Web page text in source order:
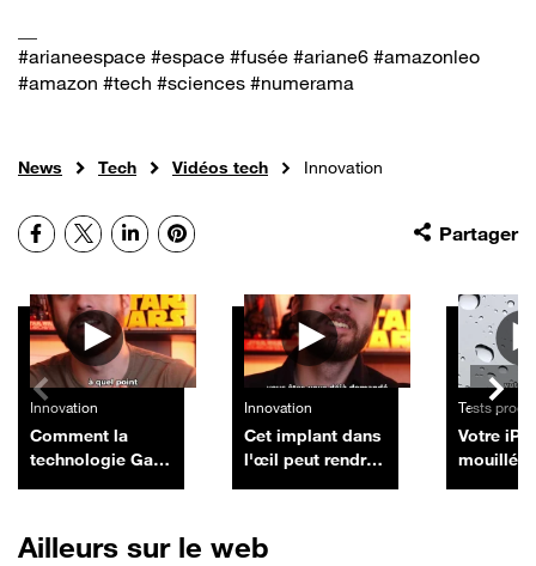
#arianeespace #espace #fusée #ariane6 #amazonleo
#amazon #tech #sciences #numerama
News Tech Vidéos tech Innovation
Partager
Facebook
X LinkedInPinterest
Autres vidéos
Innovation
Comment la
technologie GaN
smartphones et
Innovation
Cet implant dans
l'œil peut rendre
Tests
Votre
mouillé
Ailleurs sur le web